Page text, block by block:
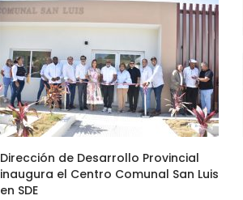
Dirección de Desarrollo Provincial
inaugura el Centro Comunal San Luis
en SDE